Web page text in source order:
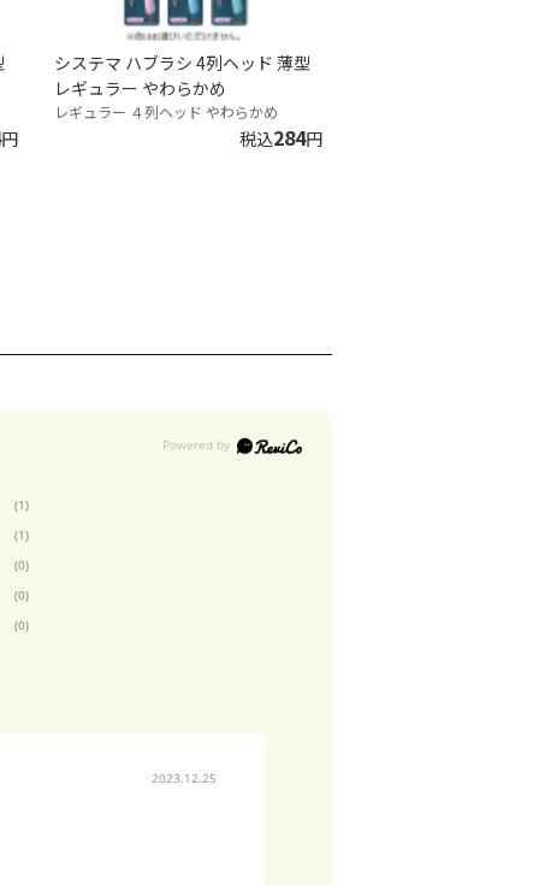
円
システマ ハブラシ 4列ヘッド 薄型
レギュラー やわらかめ
レギュラー ４列ヘッド やわらかめ
税込284円
(1)
(1)
(0)
(0)
(0)
2023.12.25